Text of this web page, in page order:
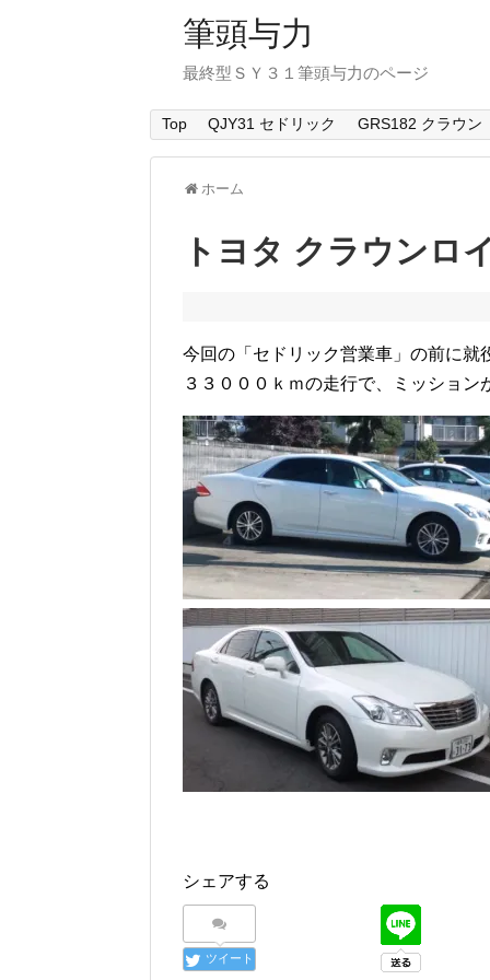
筆頭与力
最終型ＳＹ３１筆頭与力のページ
Top QJY31 セドリック GRS182 クラウン
ホーム
トヨタ クラウンロ
今回の「セドリック営業車」の前に就
３３０００ｋｍの走行で、ミッション
シェアする
ツイート